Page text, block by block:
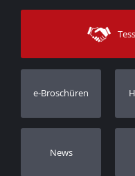
Sitemap
Versandarten
Kontakt
Kundendienst
Bestellung verfolgen
Händler
e-Broschüren
Νews